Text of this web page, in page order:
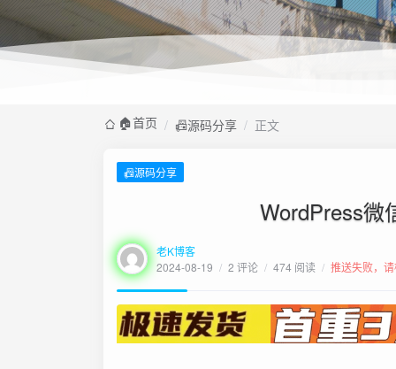
🏠️首页 / 📠源码分享 / 正文
📠源码分享
WordPress微
老K博客
2024-08-19 / 2 评论 / 474 阅读 / 推送失败，